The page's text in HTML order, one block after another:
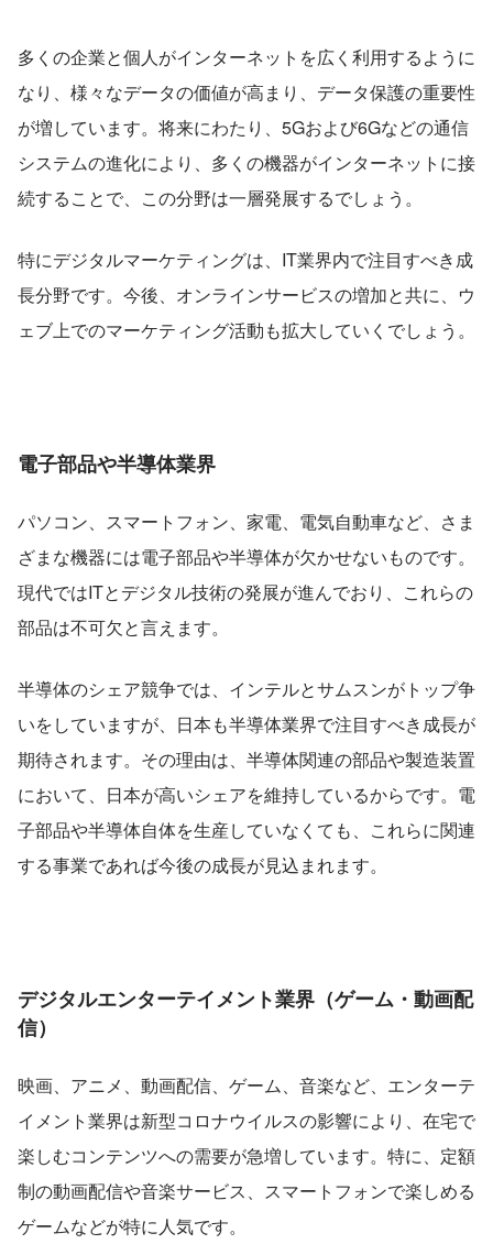
多くの企業と個人がインターネットを広く利用するように
なり、様々なデータの価値が高まり、データ保護の重要性
が増しています。将来にわたり、5Gおよび6Gなどの通信
システムの進化により、多くの機器がインターネットに接
続することで、この分野は一層発展するでしょう。
特にデジタルマーケティングは、IT業界内で注目すべき成
長分野です。今後、オンラインサービスの増加と共に、ウ
ェブ上でのマーケティング活動も拡大していくでしょう。
電子部品や半導体業界
パソコン、スマートフォン、家電、電気自動車など、さま
ざまな機器には電子部品や半導体が欠かせないものです。
現代ではITとデジタル技術の発展が進んでおり、これらの
部品は不可欠と言えます。
半導体のシェア競争では、インテルとサムスンがトップ争
いをしていますが、日本も半導体業界で注目すべき成長が
期待されます。その理由は、半導体関連の部品や製造装置
において、日本が高いシェアを維持しているからです。電
子部品や半導体自体を生産していなくても、これらに関連
する事業であれば今後の成長が見込まれます。
デジタルエンターテイメント業界（ゲーム・動画配
信）
映画、アニメ、動画配信、ゲーム、音楽など、エンターテ
イメント業界は新型コロナウイルスの影響により、在宅で
楽しむコンテンツへの需要が急増しています。特に、定額
制の動画配信や音楽サービス、スマートフォンで楽しめる
ゲームなどが特に人気です。